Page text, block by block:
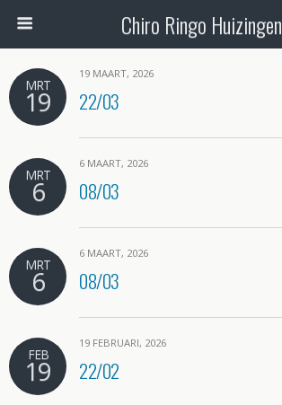
Chiro Ringo Huizingen
MRT
19
19 MAART, 2026
22/03
MRT
6
6 MAART, 2026
08/03
MRT
6
6 MAART, 2026
08/03
FEB
19
19 FEBRUARI, 2026
22/02